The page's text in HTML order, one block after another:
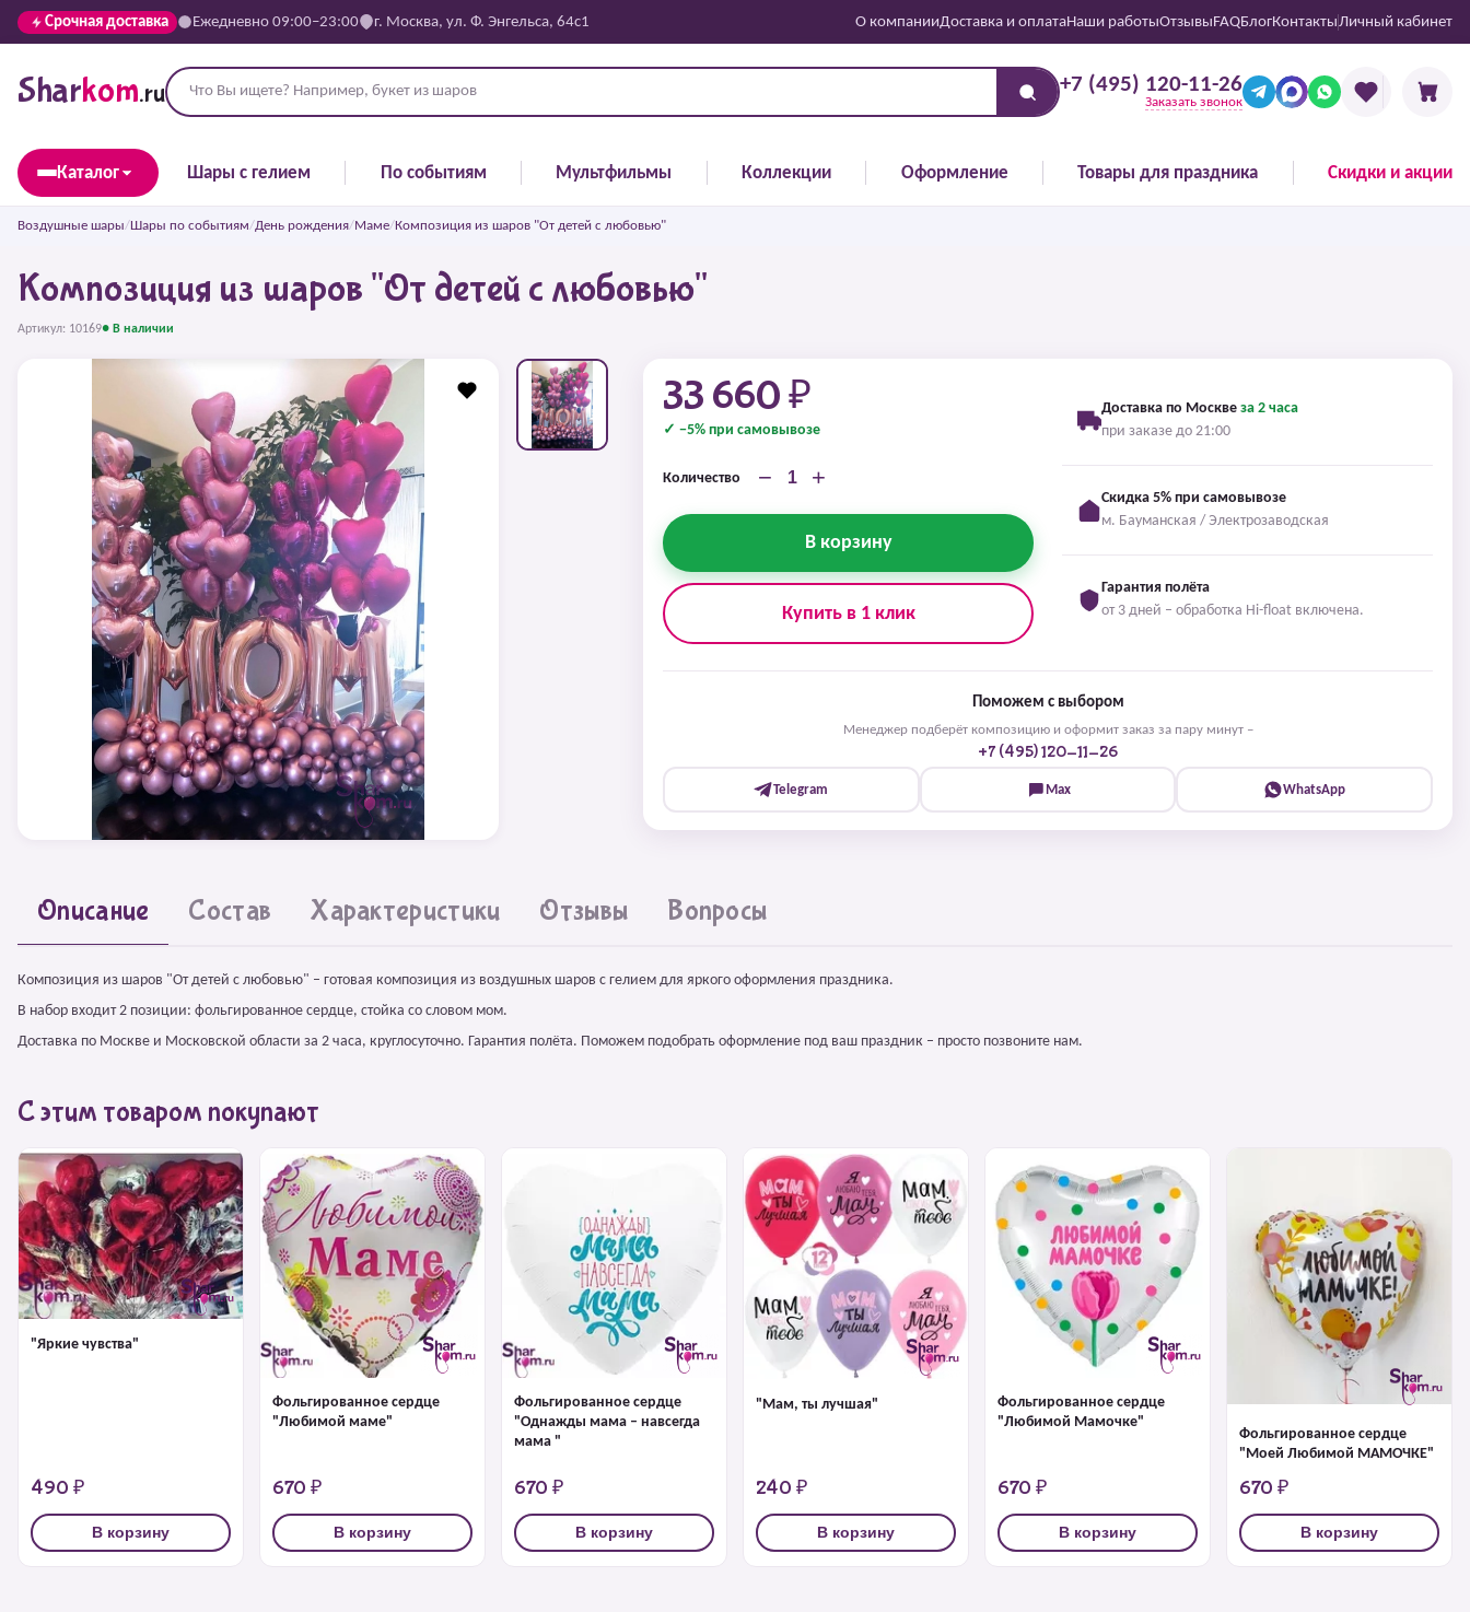
Срочная доставка Ежедневно 09:00–23:00 г. Москва, ул. Ф. Энгельса, 64с1 О компанииДоставка и оплатаНаши работыОтзывыFAQБлогКонтактыЛичный кабинет
Sharkom.ru +7 (495) 120-11-26
Заказать звонок
Каталог Шары с гелием По событиям Мультфильмы Коллекции Оформление Товары для праздника Скидки и акции
Воздушные шары/Шары по событиям/День рождения/Маме/Композиция из шаров "От детей с любовью"
Композиция из шаров "От детей с любовью"
Артикул: 10169● В наличии
33 660 ₽
✓ −5% при самовывозе
Количество − +
В корзину
Купить в 1 клик
Доставка по Москве за 2 часа
при заказе до 21:00
Скидка 5% при самовывозе
м. Бауманская / Электрозаводская
Гарантия полёта
от 3 дней – обработка Hi-float включена.
Поможем с выбором
Менеджер подберёт композицию и оформит заказ за пару минут –
+7 (495) 120-11-26
Telegram Max WhatsApp
Описание Состав Характеристики Отзывы Вопросы
Композиция из шаров "От детей с любовью" – готовая композиция из воздушных шаров с гелием для яркого оформления праздника.
В набор входит 2 позиции: фольгированное сердце, стойка со словом мом.
Доставка по Москве и Московской области за 2 часа, круглосуточно. Гарантия полёта. Поможем подобрать оформление под ваш праздник – просто позвоните нам.
С этим товаром покупают
"Яркие чувства"
490 ₽
В корзину
Фольгированное сердце
"Любимой маме"
670 ₽
В корзину
Фольгированное сердце
"Однажды мама – навсегда
мама "
670 ₽
В корзину
"Мам, ты лучшая"
240 ₽
В корзину
Фольгированное сердце
"Любимой Мамочке"
670 ₽
В корзину
Фольгированное сердце
"Моей Любимой МАМОЧКЕ"
670 ₽
В корзину